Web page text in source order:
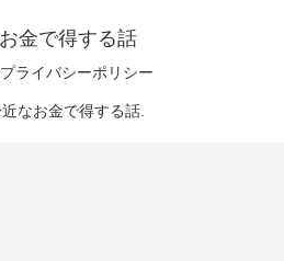
金で得する話
ライバシーポリシー
なお金で得する話.